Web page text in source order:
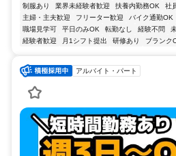
制服あり 業界未経験者歓迎 扶養内勤務OK 社
主婦・主夫歓迎
フリーター歓迎 バイク通勤OK
職場見学可
平日のみOK 転勤なし 経験不問
経験者歓迎
月1シフト提出 研修あり ブランク
アルバイト・パート